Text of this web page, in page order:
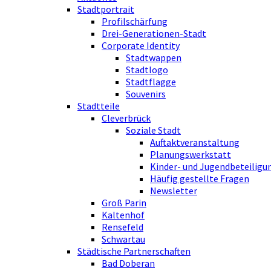
Stadtportrait
Profilschärfung
Drei-Generationen-Stadt
Corporate Identity
Stadtwappen
Stadtlogo
Stadtflagge
Souvenirs
Stadtteile
Cleverbrück
Soziale Stadt
Auftaktveranstaltung
Planungswerkstatt
Kinder- und
Häufig gestellte Fragen
Newsletter
Groß Parin
Kaltenhof
Rensefeld
Schwartau
Städtische Partnerschaften
Bad Doberan